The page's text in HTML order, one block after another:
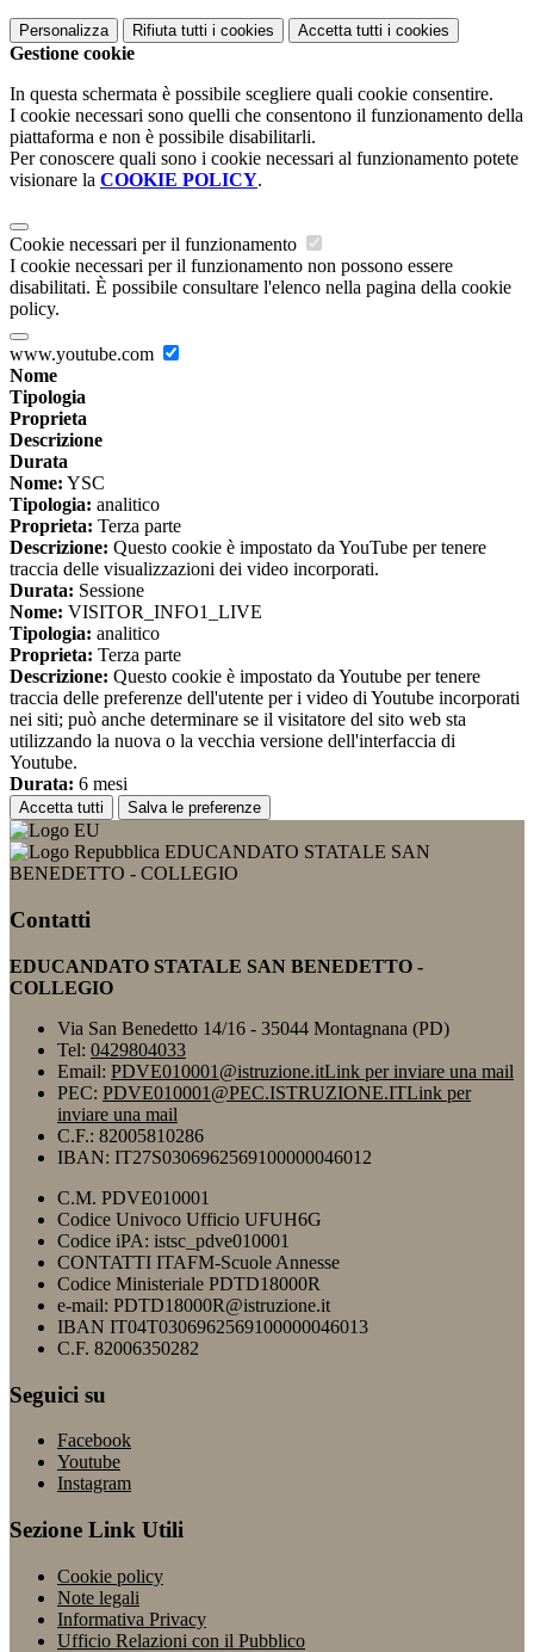
Personalizza Rifiuta tutti i cookies Accetta tutti i cookies
Gestione cookie
In questa schermata è possibile scegliere quali cookie consentire.
I cookie necessari sono quelli che consentono il funzionamento della
piattaforma e non è possibile disabilitarli.
Per conoscere quali sono i cookie necessari al funzionamento potete
visionare la COOKIE POLICY.
Cookie necessari per il funzionamento
I cookie necessari per il funzionamento non possono essere
disabilitati. È possibile consultare l'elenco nella pagina della cookie
policy.
www.youtube.com
Nome
Tipologia
Proprieta
Descrizione
Durata
Nome: YSC
Tipologia: analitico
Proprieta: Terza parte
Descrizione: Questo cookie è impostato da YouTube per tenere
traccia delle visualizzazioni dei video incorporati.
Durata: Sessione
Nome: VISITOR_INFO1_LIVE
Tipologia: analitico
Proprieta: Terza parte
Descrizione: Questo cookie è impostato da Youtube per tenere
traccia delle preferenze dell'utente per i video di Youtube incorporati
nei siti; può anche determinare se il visitatore del sito web sta
utilizzando la nuova o la vecchia versione dell'interfaccia di
Youtube.
Durata: 6 mesi
Accetta tutti Salva le preferenze
EDUCANDATO STATALE SAN
BENEDETTO - COLLEGIO
Contatti
EDUCANDATO STATALE SAN BENEDETTO -
COLLEGIO
Via San Benedetto 14/16 - 35044 Montagnana (PD)
Tel: 0429804033
Email: PDVE010001@istruzione.itLink per inviare una mail
PEC: PDVE010001@PEC.ISTRUZIONE.ITLink per
inviare una mail
C.F.: 82005810286
IBAN: IT27S0306962569100000046012
C.M. PDVE010001
Codice Univoco Ufficio UFUH6G
Codice iPA: istsc_pdve010001
CONTATTI ITAFM-Scuole Annesse
Codice Ministeriale PDTD18000R
e-mail: PDTD18000R@istruzione.it
IBAN IT04T0306962569100000046013
C.F. 82006350282
Seguici su
Facebook
Youtube
Instagram
Sezione Link Utili
Cookie policy
Note legali
Informativa Privacy
Ufficio Relazioni con il Pubblico